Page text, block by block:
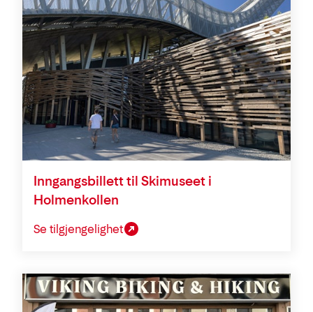
Inngangsbillett til Skimuseet i
Holmenkollen
Se tilgjengelighet